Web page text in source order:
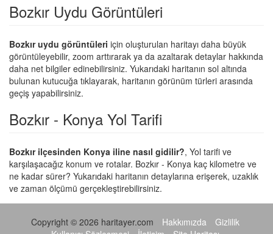
Bozkır Uydu Görüntüleri
Bozkır uydu görüntüleri için oluşturulan haritayı daha büyük
görüntüleyebilir, zoom arttırarak ya da azaltarak detaylar hakkında
daha net bilgiler edinebilirsiniz. Yukarıdaki haritanın sol altında
bulunan kutucuğa tıklayarak, haritanın görünüm türleri arasında
geçiş yapabilirsiniz.
Bozkır - Konya Yol Tarifi
Bozkır ilçesinden Konya iline nasıl gidilir?, Yol tarifi ve
karşılaşacağız konum ve rotalar. Bozkır - Konya kaç kilometre ve
ne kadar sürer? Yukarıdaki haritanın detaylarına erişerek, uzaklık
ve zaman ölçümü gerçekleştirebilirsiniz.
Copyright © 2026 haritayer.com Hakkımızda
Gizlilik